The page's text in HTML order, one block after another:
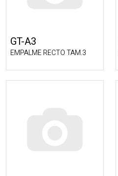
GT-A3
EMPALME RECTO TAM.3